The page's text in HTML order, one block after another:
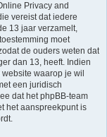
Privacy and
vereist dat iedere
13 jaar verzamelt,
moet
de ouders weten dat
dan 13, heeft. Indien
waarop je wil
een juridisch
dat het phpBB-team
het aanspreekpunt is